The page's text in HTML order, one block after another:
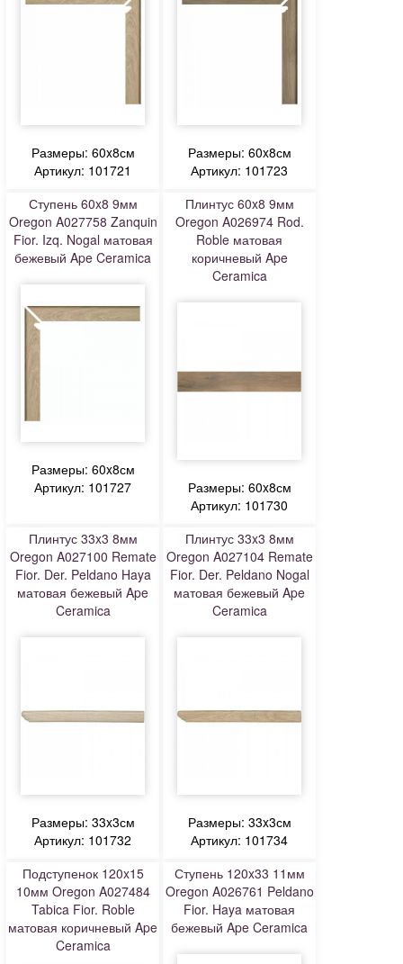
Размеры: 60x8см
Артикул: 101721
Размеры: 60x8см
Артикул: 101723
Ступень 60x8 9мм
Oregon A027758 Zanquin
Fior. Izq. Nogal матовая
бежевый Ape Ceramica
Размеры: 60x8см
Артикул: 101727
Плинтус 60x8 9мм
Oregon A026974 Rod.
Roble матовая
коричневый Ape
Ceramica
Размеры: 60x8см
Артикул: 101730
Плинтус 33x3 8мм
Oregon A027100 Remate
Fior. Der. Peldano Haya
матовая бежевый Ape
Ceramica
Размеры: 33x3см
Артикул: 101732
Плинтус 33x3 8мм
Oregon A027104 Remate
Fior. Der. Peldano Nogal
матовая бежевый Ape
Ceramica
Размеры: 33x3см
Артикул: 101734
Подступенок 120x15
10мм Oregon A027484
Tabica Fior. Roble
матовая коричневый Ape
Ceramica
Ступень 120x33 11мм
Oregon A026761 Peldano
Fior. Haya матовая
бежевый Ape Ceramica